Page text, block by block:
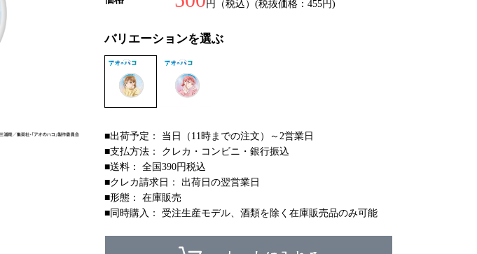
円（税込）(税抜価格：455円)
バリエーションを選ぶ
■出荷予定： 当日（11時までの注文）～2営業日
■支払方法： クレカ・コンビニ・銀行振込
■送料： 全国390円税込
■クレカ請求日： 出荷日の翌営業日
■形態： 在庫販売
■同時購入： 受注生産モデル、酒類を除く在庫販売品のみ可能